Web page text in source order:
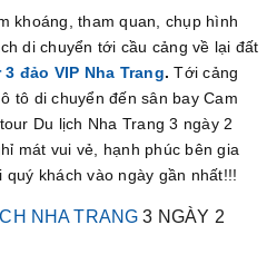
khoáng, tham quan, chụp hình
di chuyển tới cầu cảng về lại đất
đảo VIP Nha Trang.Tới cảng
tô di chuyển đến sân bay Cam
Du lịch Nha Trang 3 ngày 2
mát vui vẻ, hạnh phúc bên gia
khách vào ngày gần nhất!!!
NHA TRANG 3 NGÀY 2